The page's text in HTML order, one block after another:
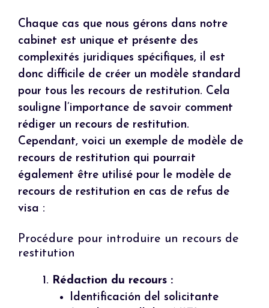
Chaque cas que nous gérons dans notre
cabinet est unique et présente des
complexités juridiques spécifiques, il est
donc difficile de créer un modèle standard
pour tous les recours de restitution. Cela
souligne l’importance de savoir comment
rédiger un recours de restitution.
Cependant, voici un exemple de modèle de
recours de restitution qui pourrait
également être utilisé pour le modèle de
recours de restitution en cas de refus de
visa :
Procédure pour introduire un recours de
restitution
Rédaction du recours :
Identificación del solicitante